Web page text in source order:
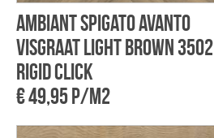
Ambiant Spigato Avanto
visgraat light brown 3502
Rigid click
€ 49,95 p/m2